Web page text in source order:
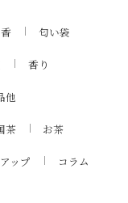
匂い袋
香り
他
茶 お茶
ップ コラム